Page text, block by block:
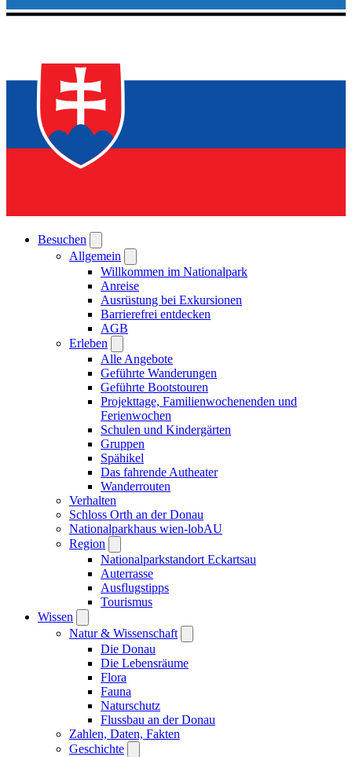
Besuchen
Allgemein
Willkommen im Nationalpark
Anreise
Ausrüstung bei Exkursionen
Barrierefrei entdecken
AGB
Erleben
Alle Angebote
Geführte Wanderungen
Geführte Bootstouren
Projekttage, Familienwochenenden und
Ferienwochen
Schulen und Kindergärten
Gruppen
Spähikel
Das fahrende Autheater
Wanderrouten
Verhalten
Schloss Orth an der Donau
Nationalparkhaus wien-lobAU
Region
Nationalparkstandort Eckartsau
Auterrasse
Ausflugstipps
Tourismus
Wissen
Natur & Wissenschaft
Die Donau
Die Lebensräume
Flora
Fauna
Naturschutz
Flussbau an der Donau
Zahlen, Daten, Fakten
Geschichte